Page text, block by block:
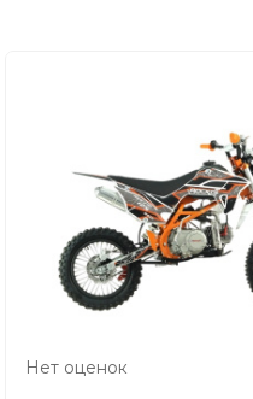
Нет оценок